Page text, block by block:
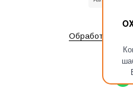
Обработка